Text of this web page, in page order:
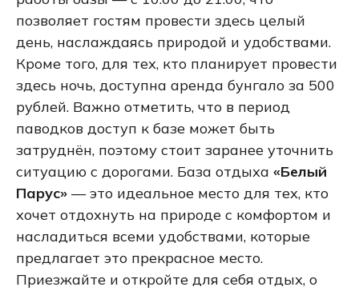
позволяет гостям провести здесь целый
день, наслаждаясь природой и удобствами.
Кроме того, для тех, кто планирует провести
здесь ночь, доступна аренда бунгало за 500
рублей. Важно отметить, что в период
паводков доступ к базе может быть
затруднён, поэтому стоит заранее уточнить
ситуацию с дорогами. База отдыха «Белый
Парус» — это идеальное место для тех, кто
хочет отдохнуть на природе с комфортом и
насладиться всеми удобствами, которые
предлагает это прекрасное место.
Приезжайте и откройте для себя отдых, о